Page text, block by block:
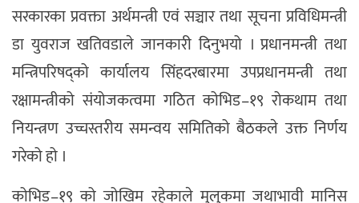
सरकारका प्रवक्ता अर्थमन्त्री एवं सञ्चार तथा सूचना प्रविधिमन्त्री
डा युवराज खतिवडाले जानकारी दिनुभयो । प्रधानमन्त्री तथा
मन्त्रिपरिषद्को कार्यालय सिंहदरबारमा उपप्रधानमन्त्री तथा
रक्षामन्त्रीको संयोजकत्वमा गठित कोभिड–१९ रोकथाम तथा
नियन्त्रण उच्चस्तरीय समन्वय समितिको बैठकले उक्त निर्णय
गरेको हो ।
कोभिड–१९ को जोखिम रहेकाले मुलुकमा जथाभावी मानिस